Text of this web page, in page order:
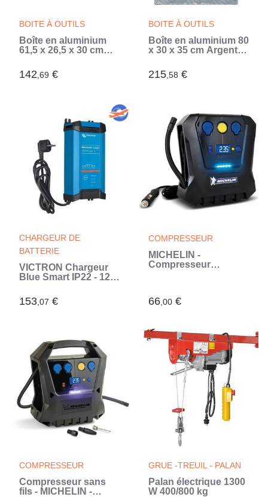
BOITE À OUTILS
Boîte en aluminium
61,5 x 26,5 x 30 cm
142,69 €
BOITE À OUTILS
Boîte en aluminium 80
x 30 x 35 cm Argenté
215,58 €
CHARGEUR DE
BATTERIE
VICTRON Chargeur
Blue Smart IP22 - 12V
153,07 €
COMPRESSEUR
MICHELIN -
Compresseur
66,00 €
COMPRESSEUR
Compresseur sans
fils - MICHELIN -
GRUE -TREUIL - PALAN
Palan électrique 1300
W 400/800 kg